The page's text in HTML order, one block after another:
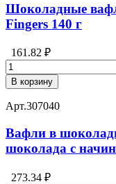
Шоколадные
Fingers 140 г
161.82 ₽
В корзину
Арт.307040
Вафли в
шоколада с
273.34 ₽